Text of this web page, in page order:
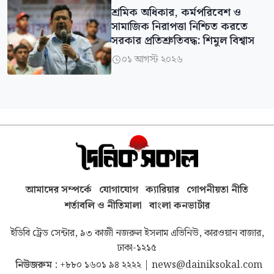
শ্রমিক অধিকার, কর্মপরিবেশ ও
সামাজিক নিরাপত্তা নিশ্চিত করতে
সরকার প্রতিশ্রুতিবদ্ধ: শিমুল বিশ্বাস
০১ আগস্ট ২০২৬
আমাদের সম্পর্কে যোগাযোগ ক্যারিয়ার গোপনীয়তা নীতি
শর্তাবলি ও নীতিমালা বাংলা কনভার্টার
ইডিবি ট্রেড সেন্টার, ৯৩ কাজী নজরুল ইসলাম এভিনিউ, কারওয়ান বাজার,
ঢাকা-১২১৫
নিউজরুম : +৮৮০ ১৬০১ ৯৪ ২২২২| news@dainiksokal.com